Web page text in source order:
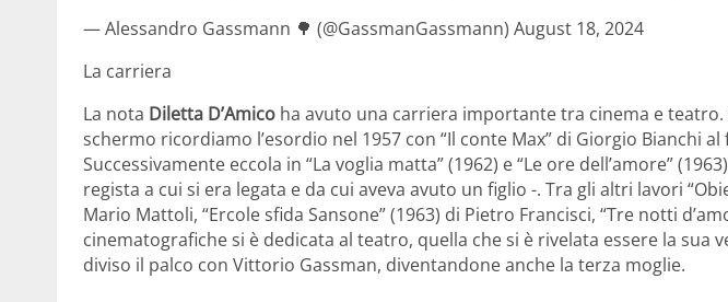
— Alessandro Gassmann 🌳 (@GassmanGassmann) August 18, 2024
La carriera
La nota Diletta D’Amico ha avuto una carriera importante tra cinema e
schermo ricordiamo l’esordio nel 1957 con “Il conte Max” di Giorgio Bianchi
Successivamente eccola in “La voglia matta” (1962) e “Le ore dell’amore”
regista a cui si era legata e da cui aveva avuto un figlio -. Tra gli altri lavori
Mario Mattoli, “Ercole sfida Sansone” (1963) di Pietro Francisci, “Tre notti
cinematografiche si è dedicata al teatro, quella che si è rivelata essere la sua
diviso il palco con Vittorio Gassman, diventandone anche la terza moglie.